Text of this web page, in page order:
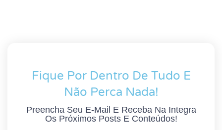
Fique Por Dentro De Tudo E
Não Perca Nada!
Preencha Seu E-Mail E Receba Na Integra
Os Próximos Posts E Conteúdos!